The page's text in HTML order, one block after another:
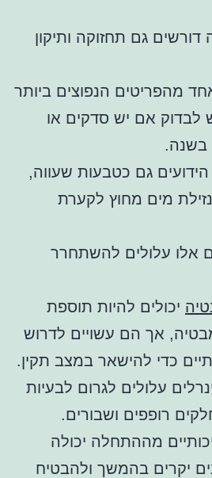
גם תחזוקה ותיקון
מהפריטים הנפוצים ביותר
לבדוק אם יש סדקים או
בשנה.
גם כטבעות שעווה,
מים מחוץ לקערת
אלו עלולים להשתחרר
יכולים להיות תוספת
אך הם עשויים לדרוש
כדי להישאר במצב תקין.
עלולים לגרום לבעיות
רופפים ושבורים.
מההתחלה יכולה
יקרים בהמשך ולהבטיח